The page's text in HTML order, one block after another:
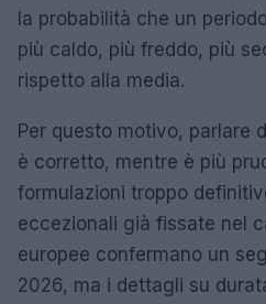
la probabilità che un
più caldo, più freddo, più
rispetto alla media.
Per questo motivo, parlare
è corretto, mentre è più
formulazioni troppo
eccezionali già fissate nel
europee confermano un
2026, ma i dettagli su